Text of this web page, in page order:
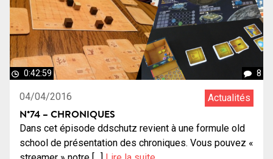
0:42:59 8
04/04/2016 Actualités
N°74 – CHRONIQUES
Dans cet épisode ddschutz revient à une formule old
school de présentation des chroniques. Vous pouvez «